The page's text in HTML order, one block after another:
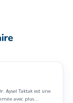
Aysel Taktak est une
avec plus...